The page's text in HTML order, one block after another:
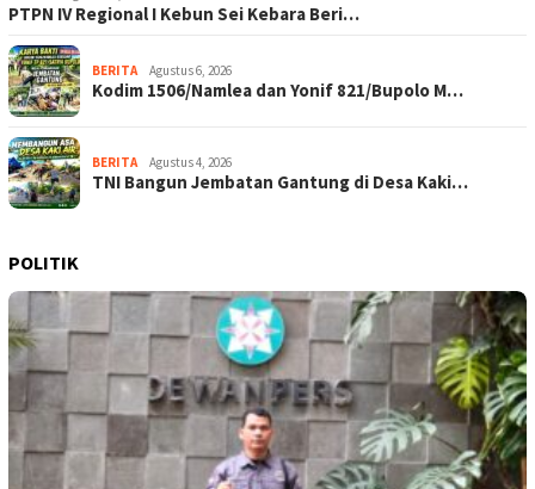
PTPN IV Regional I Kebun Sei Kebara Beri…
BERITA Agustus 6, 2026
Kodim 1506/Namlea dan Yonif 821/Bupolo M…
BERITA Agustus 4, 2026
TNI Bangun Jembatan Gantung di Desa Kaki…
POLITIK